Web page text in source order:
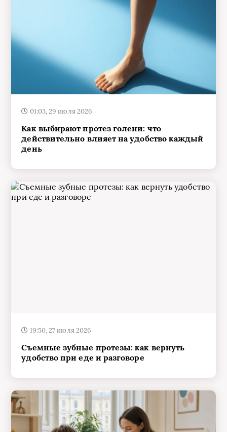
01:03, 29 июля 2026
Как выбирают протез голени: что
действительно влияет на удобство каждый
день
Съемные зубные протезы: как вернуть
удобство при еде и разговоре